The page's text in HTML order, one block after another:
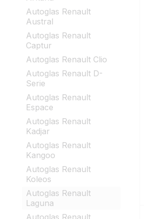
Autoglas Renault
Austral
Autoglas Renault
Captur
Autoglas Renault Clio
Autoglas Renault D-
Serie
Autoglas Renault
Espace
Autoglas Renault
Kadjar
Autoglas Renault
Kangoo
Autoglas Renault
Koleos
Autoglas Renault
Laguna
Autoglas Renault